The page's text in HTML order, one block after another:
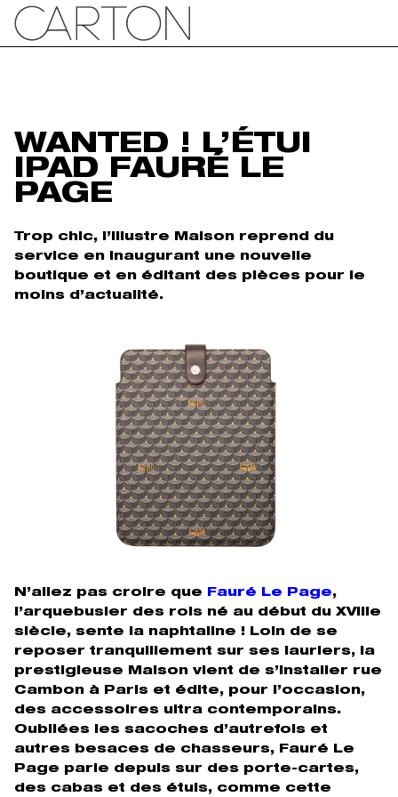
WANTED ! L’ÉTUI
IPAD FAURÉ LE
PAGE
Trop chic, l’illustre Maison reprend du
service en inaugurant une nouvelle
boutique et en éditant des pièces pour le
moins d’actualité.
N’allez pas croire que Fauré Le Page,
l’arquebusier des rois né au début du XVIIIe
siècle, sente la naphtaline ! Loin de se
reposer tranquillement sur ses lauriers, la
prestigieuse Maison vient de s’installer rue
Cambon à Paris et édite, pour l’occasion,
des accessoires ultra contemporains.
Oubliées les sacoches d’autrefois et
autres besaces de chasseurs, Fauré Le
Page parie depuis sur des porte-cartes,
des cabas et des étuis, comme cette